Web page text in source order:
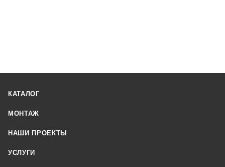
КАТАЛОГ
МОНТАЖ
НАШИ ПРОЕКТЫ
УСЛУГИ